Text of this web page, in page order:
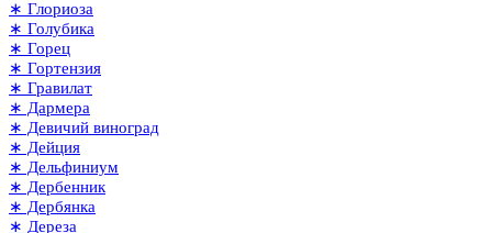
∗ Глориоза
∗ Голубика
∗ Горец
∗ Гортензия
∗ Гравилат
∗ Дармера
∗ Девичий виноград
∗ Дейция
∗ Дельфиниум
∗ Дербенник
∗ Дербянка
∗ Дереза